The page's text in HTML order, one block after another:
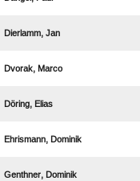
 
 
 
 
 